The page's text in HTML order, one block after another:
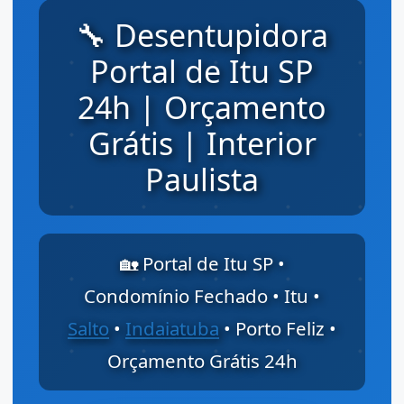
🔧 Desentupidora
Portal de Itu SP
24h | Orçamento
Grátis | Interior
Paulista
🏡 Portal de Itu SP •
Condomínio Fechado • Itu •
Salto• Indaiatuba• Porto Feliz •
Orçamento Grátis 24h